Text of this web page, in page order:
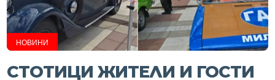
НОВИНИ
СТОТИЦИ ЖИТЕЛИ И ГОСТИ